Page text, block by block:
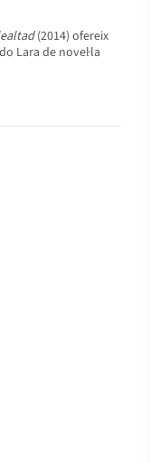
(2014) ofereix
Lara de novel·la